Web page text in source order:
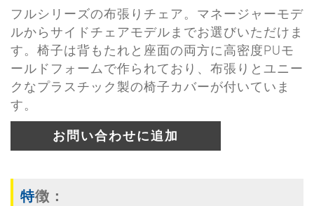
フルシリーズの布張りチェア。マネージャーモデ
ルからサイドチェアモデルまでお選びいただけま
す。椅子は背もたれと座面の両方に高密度PUモ
ールドフォームで作られており、布張りとユニー
クなプラスチック製の椅子カバーが付いていま
す。
お問い合わせに追加
特徴：